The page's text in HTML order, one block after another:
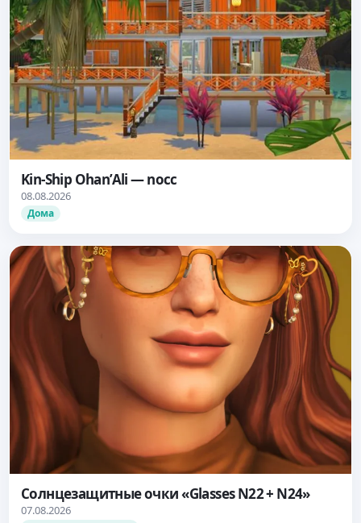
Kin-Ship Ohan’Ali — nocc
08.08.2026
Дома
Солнцезащитные очки «Glasses N22 + N24»
07.08.2026